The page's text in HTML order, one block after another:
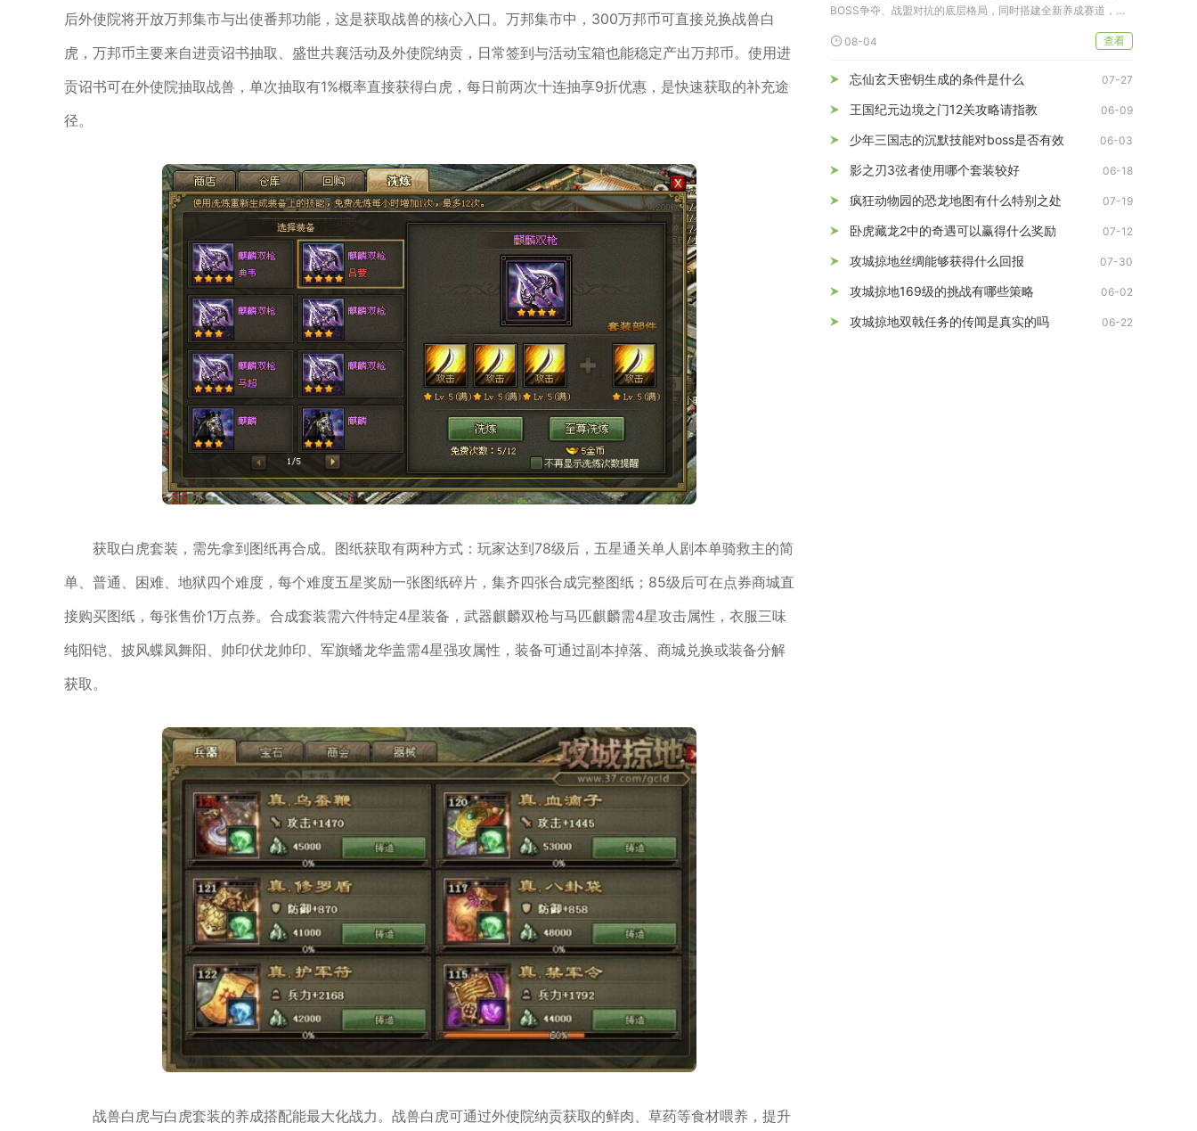
后外使院将开放万邦集市与出使番邦功能，这是获取战兽的核心入口。万邦集市中，300万邦币可直接兑换战兽白
虎，万邦币主要来自进贡诏书抽取、盛世共襄活动及外使院纳贡，日常签到与活动宝箱也能稳定产出万邦币。使用进
贡诏书可在外使院抽取战兽，单次抽取有1%概率直接获得白虎，每日前两次十连抽享9折优惠，是快速获取的补充途
径。
获取白虎套装，需先拿到图纸再合成。图纸获取有两种方式：玩家达到78级后，五星通关单人剧本单骑救主的简
单、普通、困难、地狱四个难度，每个难度五星奖励一张图纸碎片，集齐四张合成完整图纸；85级后可在点券商城直
接购买图纸，每张售价1万点券。合成套装需六件特定4星装备，武器麒麟双枪与马匹麒麟需4星攻击属性，衣服三味
纯阳铠、披风蝶凤舞阳、帅印伏龙帅印、军旗蟠龙华盖需4星强攻属性，装备可通过副本掉落、商城兑换或装备分解
获取。
战兽白虎与白虎套装的养成搭配能最大化战力。战兽白虎可通过外使院纳贡获取的鲜肉、草药等食材喂养，提升
BOSS争夺、战盟对抗的底层格局，同时搭建全新养成赛道，拉
08-04
查看
忘仙玄天密钥生成的条件是什么 07-27
王国纪元边境之门12关攻略请指教 06-09
少年三国志的沉默技能对boss是否有效 06-03
影之刃3弦者使用哪个套装较好 06-18
疯狂动物园的恐龙地图有什么特别之处 07-19
卧虎藏龙2中的奇遇可以赢得什么奖励 07-12
攻城掠地丝绸能够获得什么回报 07-30
攻城掠地169级的挑战有哪些策略 06-02
攻城掠地双戟任务的传闻是真实的吗 06-22